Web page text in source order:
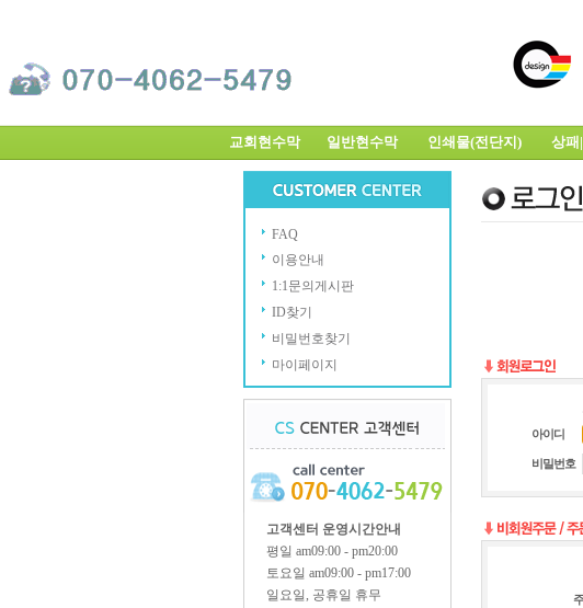
교회현수막 일반현수막 인쇄물(전단지) 상
FAQ
이용안내
1:1문의게시판
ID찾기
비밀번호찾기
마이페이지
고객센터 운영시간안내
평일 am09:00 - pm20:00
토요일 am09:00 - pm17:00
일요일, 공휴일 휴무
아이디
비밀번호